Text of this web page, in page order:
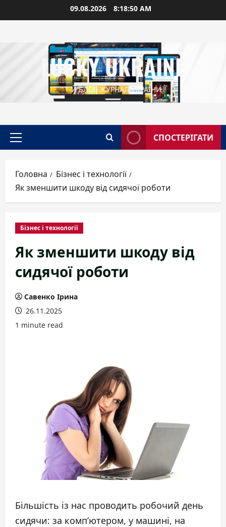
до
09.08.2026 8:18:51 AM
LUCKY UKRAINE
1-Й БЛОГ-ЖУРНАЛ УКРАЇНИ
Головне
СПОСТЕРІГАТИ
Головна
Бізнес і технології
Як зменшити шкоду від сидячої роботи
Бізнес і технології
Як зменшити шкоду від
сидячої роботи
Савенко Ірина
26.11.2025
1 minute read
Більшість із нас проводить робочий день
сидячи: за комп’ютером, у машині, на